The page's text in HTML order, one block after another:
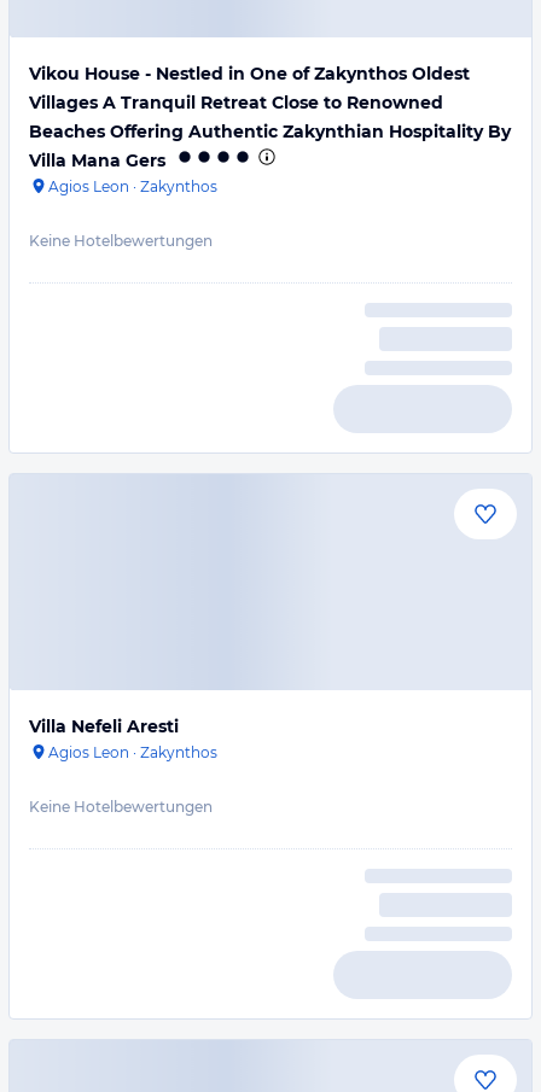
Vikou House - Nestled in One of Zakynthos Oldest
Villages A Tranquil Retreat Close to Renowned
Beaches Offering Authentic Zakynthian Hospitality By
Villa Mana Gers
Agios Leon · Zakynthos
Keine Hotelbewertungen
Villa Nefeli Aresti
Agios Leon · Zakynthos
Keine Hotelbewertungen